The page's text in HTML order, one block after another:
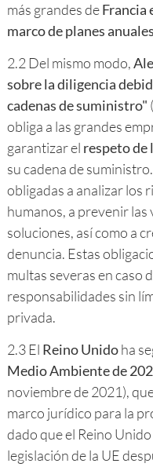
más grandes deFrancia
marco de planes
2.2 Del mismo modo,
sobre la diligencia
cadenas de suministro"
obliga a las grandes
garantizar el respeto de
su cadena de
obligadas a analizar los
humanos, a prevenir
soluciones, así como a
denuncia. Estas
multas severas en caso
responsabilidades sin
privada.
2.3 El Reino Unidoha
Medio Ambiente de
noviembre de 2021),
marco jurídico para la
dado que el Reino
legislación de la UE